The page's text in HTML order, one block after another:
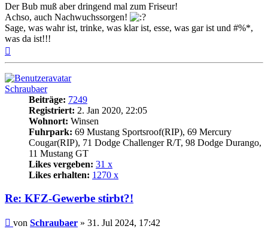
Der Bub muß aber dringend mal zum Friseur!
Achso, auch Nachwuchssorgen!
Sage, was wahr ist, trinke, was klar ist, esse, was gar ist und #%*,
was da ist!!!
Schraubaer
Beiträge: 7249
Registriert: 2. Jan 2020, 22:05
Wohnort: Winsen
Fuhrpark: 69 Mustang Sportsroof(RIP), 69 Mercury
Cougar(RIP), 71 Dodge Challenger R/T, 98 Dodge Durango,
11 Mustang GT
Likes vergeben: 31 x
Likes erhalten: 1270 x
Re: KFZ-Gewerbe stirbt?!
Beitrag
von Schraubaer » 31. Jul 2024, 17:42